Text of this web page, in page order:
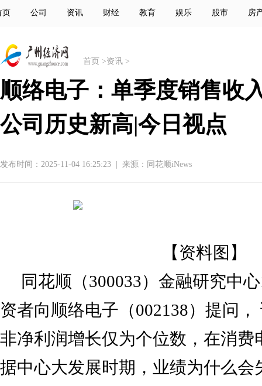
页 公司 资讯 财经 教育 娱乐 股市 房
首页 >资讯 >
顺络电子：单季度销售收
公司历史新高|今日视点
发布时间：2025-11-04 16:25:23 来源：同花顺iNews
【资料图】
同花顺（300033）金融研究中
资者向顺络电子（002138）提问
非净利润增长仅为个位数，在消费
据中心大发展时期，业绩为什么会